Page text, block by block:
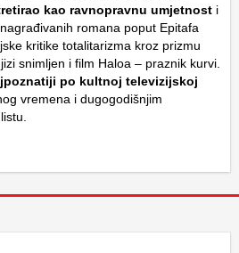
kao ravnopravnu umjetnost i
romana poput Epitafa
kritike totalitarizma kroz prizmu
snimljen i film Haloa – praznik kurvi
po kultnoj televizijskoj
vremena i dugogodišnjim